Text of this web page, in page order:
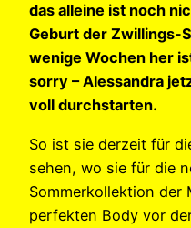
das alleine ist noch
Geburt der Zwillings-
wenige Wochen her
sorry – Alessandra
voll durchstarten.
So ist sie derzeit für
sehen, wo sie für die
Sommerkollektion der
perfekten Body vor